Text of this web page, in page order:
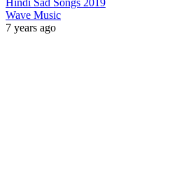
Hindi Sad Songs 2019
Wave Music
7 years ago